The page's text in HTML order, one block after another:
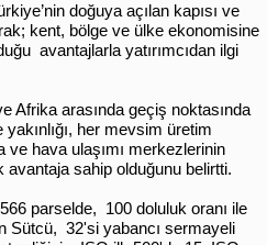
doğuya açılan kapısı ve
kent, bölge ve ülke ekonomisine
avantajlarla yatırımcıdan ilgi
Afrika arasında geçiş noktasında
her mevsim üretim
ve hava ulaşımı merkezlerinin
avantaja sahip olduğunu belirtti.
parselde, 100 doluluk oranı ile
Sütcü, 32'si yabancı sermayeli